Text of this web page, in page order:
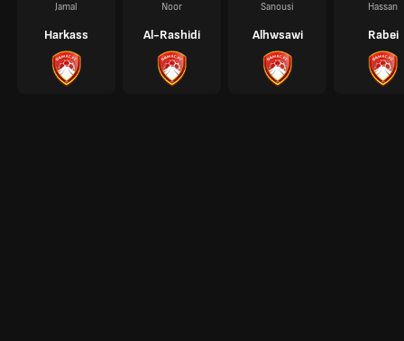
Jamal
Harkass
Noor
Al-Rashidi
Sanousi
Alhwsawi
Hassan
Rabei